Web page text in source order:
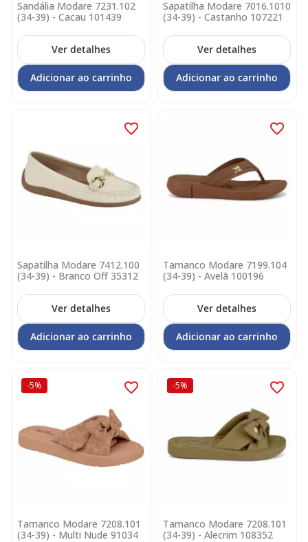
Sandália Modare 7231.102
(34-39) - Cacau 101439
Ver detalhes
Adicionar ao carrinho
Sapatilha Modare 7016.1010
(34-39) - Castanho 107221
Ver detalhes
Adicionar ao carrinho
Sapatilha Modare 7412.100
(34-39) - Branco Off 35312
Ver detalhes
Adicionar ao carrinho
Tamanco Modare 7199.104
(34-39) - Avelã 100196
Ver detalhes
Adicionar ao carrinho
-5%
Tamanco Modare 7208.101
(34-39) - Multi Nude 91034
-5%
Tamanco Modare 7208.101
(34-39) - Alecrim 108352